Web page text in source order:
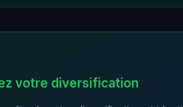
votre diversification